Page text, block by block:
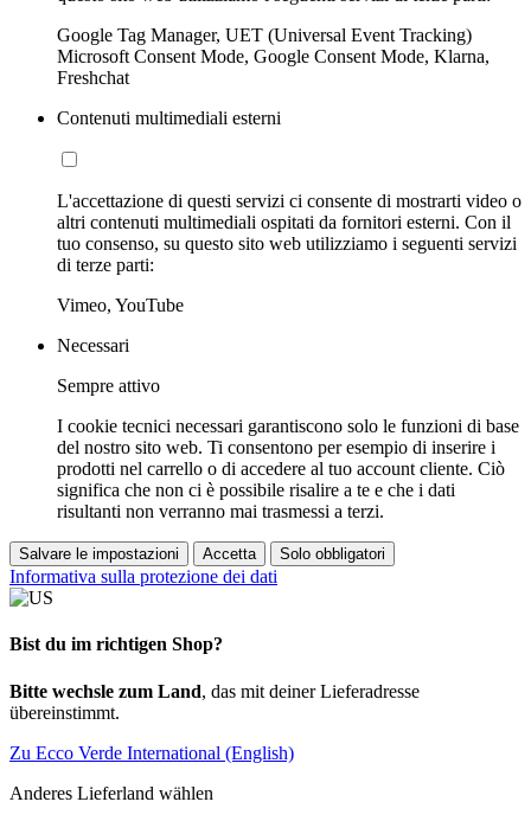
Google Tag Manager, UET (Universal Event Tracking)
Microsoft Consent Mode, Google Consent Mode, Klarna,
Freshchat
Contenuti multimediali esterni
L'accettazione di questi servizi ci consente di mostrarti video o
altri contenuti multimediali ospitati da fornitori esterni. Con il
tuo consenso, su questo sito web utilizziamo i seguenti servizi
di terze parti:
Vimeo, YouTube
Necessari
Sempre attivo
I cookie tecnici necessari garantiscono solo le funzioni di base
del nostro sito web. Ti consentono per esempio di inserire i
prodotti nel carrello o di accedere al tuo account cliente. Ciò
significa che non ci è possibile risalire a te e che i dati
risultanti non verranno mai trasmessi a terzi.
Salvare le impostazioni Accetta Solo obbligatori
Informativa sulla protezione dei dati
Bist du im richtigen Shop?
Bitte wechsle zum Land, das mit deiner Lieferadresse
übereinstimmt.
Zu Ecco Verde International (English)
Anderes Lieferland wählen